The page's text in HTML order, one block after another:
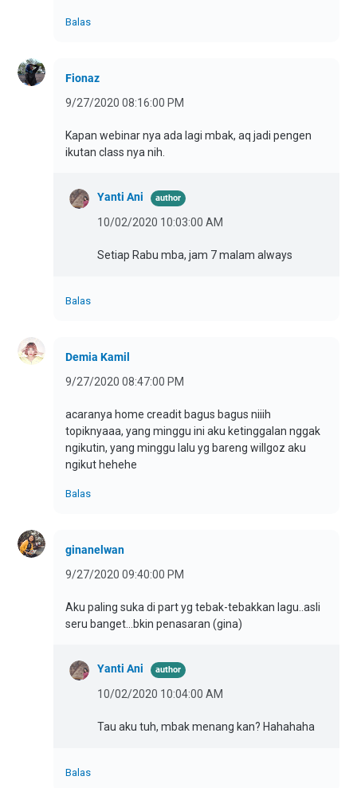
Balas
Fionaz
9/27/2020 08:16:00 PM
Kapan webinar nya ada lagi mbak, aq jadi pengen
ikutan class nya nih.
Yanti Ani
10/02/2020 10:03:00 AM
Setiap Rabu mba, jam 7 malam always
Balas
Demia Kamil
9/27/2020 08:47:00 PM
acaranya home creadit bagus bagus niiih
topiknyaaa, yang minggu ini aku ketinggalan nggak
ngikutin, yang minggu lalu yg bareng willgoz aku
ngikut hehehe
Balas
ginanelwan
9/27/2020 09:40:00 PM
Aku paling suka di part yg tebak-tebakkan lagu..asli
seru banget...bkin penasaran (gina)
Yanti Ani
10/02/2020 10:04:00 AM
Tau aku tuh, mbak menang kan? Hahahaha
Balas